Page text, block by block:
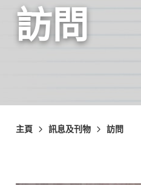
訪問
主頁 訊息及刊物 訪問